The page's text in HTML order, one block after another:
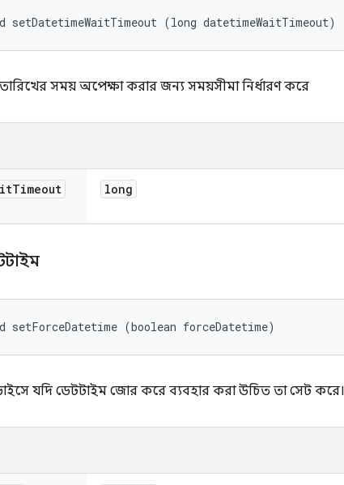
setDatetimeWaitTimeout (long datetimeWaitTimeout)
সময় অপেক্ষা করার জন্য সময়সীমা নির্ধারণ করে
Timeout long
setForceDatetime (boolean forceDatetime)
যদি ডেটটাইম জোর করে ব্যবহার করা উচিত তা সেট করে।